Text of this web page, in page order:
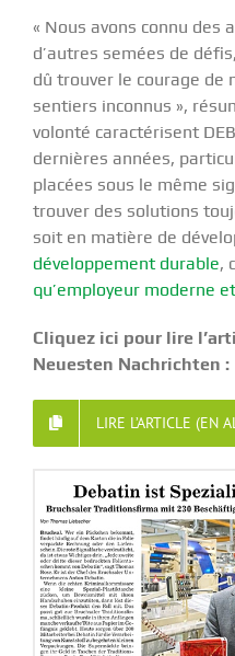
« Nous avons connu des
d’autres semées de
dû trouver le courage de
sentiers inconnus »,
volonté caractérisent
dernières années,
placées sous le même
trouver des solutions
soit en matière de
développement durable,
qu’employeur moderne
Cliquez ici pour lire
Neuesten Nachrichten :
LIRE L’ARTICLE (EN